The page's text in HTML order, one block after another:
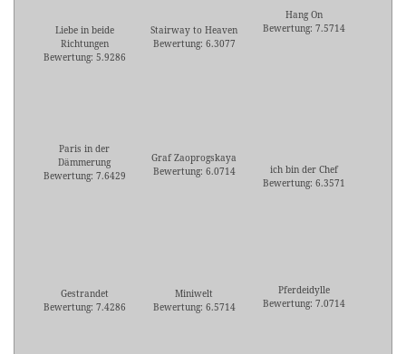
Liebe in beide
Richtungen
Bewertung: 5.9286
Stairway to Heaven
Bewertung: 6.3077
Hang On
Bewertung: 7.5714
Paris in der
Dämmerung
Bewertung: 7.6429
Graf Zaoprogskaya
Bewertung: 6.0714
ich bin der Chef
Bewertung: 6.3571
Gestrandet
Bewertung: 7.4286
Miniwelt
Bewertung: 6.5714
Pferdeidylle
Bewertung: 7.0714